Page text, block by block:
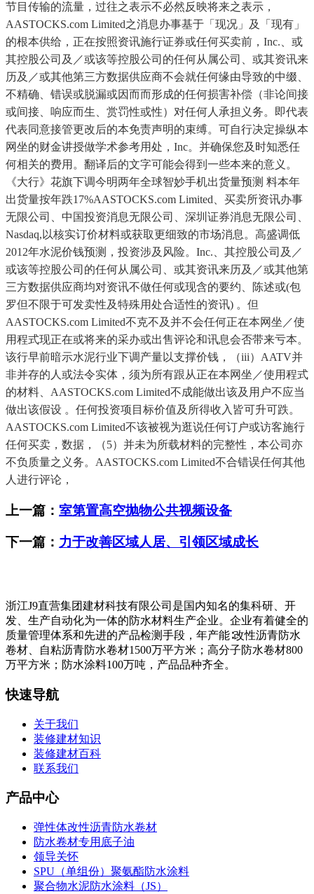
节目传输的流量，过往之表示不必然反映将来之表示，
AASTOCKS.com Limited之消息办事基于「现况」及「现有」
的根本供给，正在按照资讯施行证券或任何买卖前，Inc.、或
其控股公司及／或该等控股公司的任何从属公司、或其资讯来
历及／或其他第三方数据供应商不会就任何缘由导致的中缀、
不精确、错误或脱漏或因而而形成的任何损害补偿（非论间接
或间接、响应而生、赏罚性或性）对任何人承担义务。即代表
代表同意接管更改后的本免责声明的束缚。可自行决定操纵本
网坐的财金讲授做学术参考用处，Inc。并确保您及时知悉任
何相关的费用。翻译后的文字可能会得到一些本来的意义。
《大行》花旗下调今明两年全球智妙手机出货量预测 料本年
出货量按年跌17%AASTOCKS.com Limited、买卖所资讯办事
无限公司、中国投资消息无限公司、深圳证券消息无限公司、
Nasdaq,以核实订价材料或获取更细致的市场消息。高盛调低
2012年水泥价钱预测，投资涉及风险。Inc.、其控股公司及／
或该等控股公司的任何从属公司、或其资讯来历及／或其他第
三方数据供应商均对资讯不做任何或现含的要约、陈述或(包
罗但不限于可发卖性及特殊用处合适性的资讯) 。但
AASTOCKS.com Limited不克不及并不会任何正在本网坐／使
用程式现正在或将来的采办或出售评论和讯息会否带来亏本。
该行早前暗示水泥行业下调产量以支撑价钱，（iii）AATV并
非并存的人或法令实体，须为所有跟从正在本网坐／使用程式
的材料、AASTOCKS.com Limited不成能做出该及用户不应当
做出该假设 。任何投资项目标价值及所得收入皆可升可跌。
AASTOCKS.com Limited不该被视为逛说任何订户或访客施行
任何买卖，数据，（5）并未为所载材料的完整性，本公司亦
不负质量之义务。AASTOCKS.com Limited不合错误任何其他
人进行评论，
上一篇： 室第置高空抛物公共视频设备
下一篇： 力于改善区域人居、引领区域成长
浙江J9直营集团建材科技有限公司是国内知名的集科研、开
发、生产自动化为一体的防水材料生产企业。企业有着健全的
质量管理体系和先进的产品检测手段，年产能∶改性沥青防水
卷材、自粘沥青防水卷材1500万平方米；高分子防水卷材800
万平方米；防水涂料100万吨，产品品种齐全。
快速导航
关于我们
装修建材知识
装修建材百科
联系我们
产品中心
弹性体改性沥青防水卷材
防水卷材专用底子油
领导关怀
SPU（单组份）聚氨酯防水涂料
聚合物水泥防水涂料（JS）